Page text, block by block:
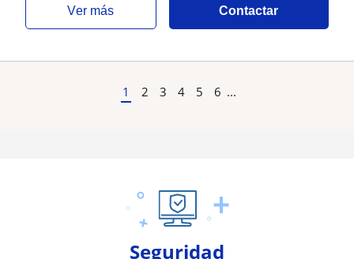
ver más Contactar
1 2 3 4 5 6 ...
Seguridad